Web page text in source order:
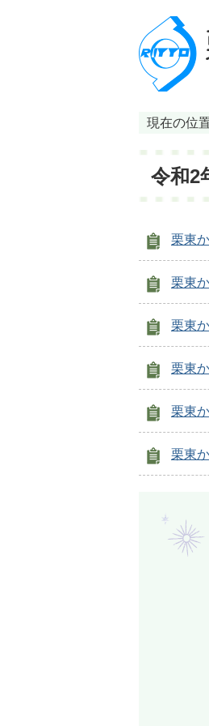
現在の位
令和2
栗東
栗東
栗東
栗東
栗東
栗東